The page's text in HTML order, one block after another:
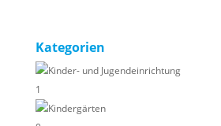
Kategorien
Kinder- und Jugendeinrichtung
1
Kindergärten